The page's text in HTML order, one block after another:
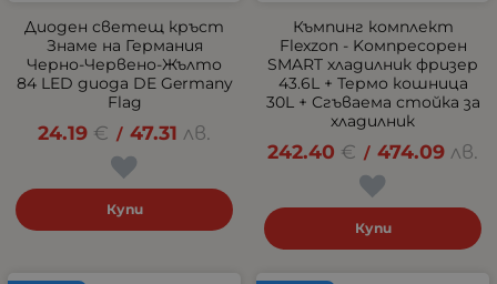
Диоден светещ кръст
Знаме на Германия
Черно-Червено-Жълто
84 LED диода DE Germany
Flag
24.19 € / 47.31 лв.
Купи
Къмпинг комплект
Flexzon - Kомпресорен
SMART хладилник фризер
43.6L + Термо кошница
30L + Сгъваема стойка за
хладилник
242.40 € / 474.09 лв.
Купи